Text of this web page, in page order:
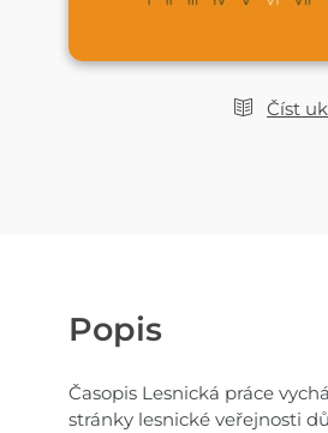
Číst
Popis
Časopis Lesnická práce
stránky lesnické veřejnosti